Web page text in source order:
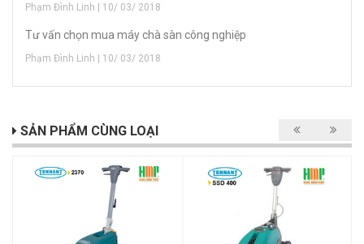
Phạm Đình Linh | 10/ 03/ 2018
Tư vấn chọn mua máy chà sàn công nghiệp
Phạm Đình Linh | 10/ 03/ 2018
SẢN PHẨM CÙNG LOẠI